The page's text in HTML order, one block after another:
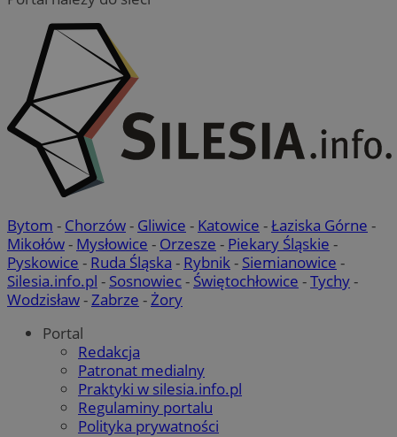
Bytom - Chorzów- Gliwice - Katowice -Łaziska Górne -
Mikołów- Mysłowice - Orzesze - Piekary Śląskie -
Pyskowice - Ruda Śląska - Rybnik- Siemianowice -
Silesia.info.pl - Sosnowiec- Świętochłowice -Tychy-
Wodzisław-Zabrze -Żory
Portal
Redakcja
Patronat medialny
Praktyki w silesia.info.pl
Regulaminy portalu
Polityka prywatności